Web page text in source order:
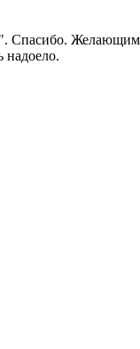
Желающим
надоело.